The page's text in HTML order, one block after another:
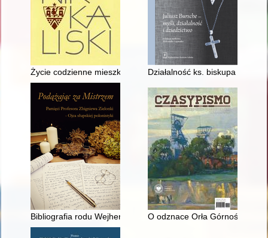
Życie codzienne mieszkańców Pleszewa w drugiej połowie
Działalność ks. biskupa dr. J.
Bibliografia rodu Wejherów : źródła rękopiśmienne,
O odznace Orła